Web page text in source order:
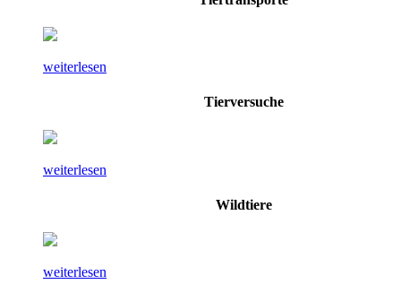
weiterlesen
Tierversuche
weiterlesen
Wildtiere
weiterlesen